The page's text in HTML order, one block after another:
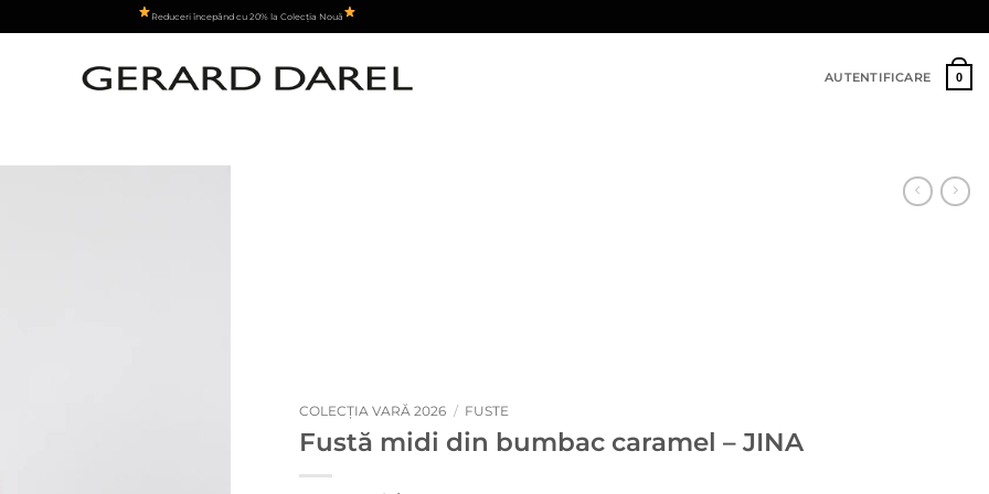
Reduceri începând cu 20% la Colecția Nouă
AUTENTIFICARE 0
COLECȚIA VARĂ 2026 / FUSTE
Fustă midi din bumbac caramel – JINA